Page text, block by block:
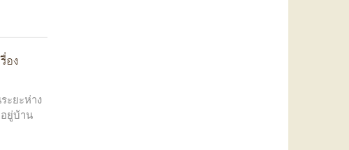
อง
ะยะห่าง
ยู่บ้าน